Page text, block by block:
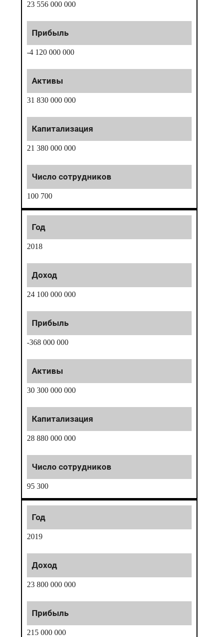
23 556 000 000
-4 120 000 000
31 830 000 000
21 380 000 000
100 700
2018
24 100 000 000
-368 000 000
30 300 000 000
28 880 000 000
95 300
2019
23 800 000 000
215 000 000